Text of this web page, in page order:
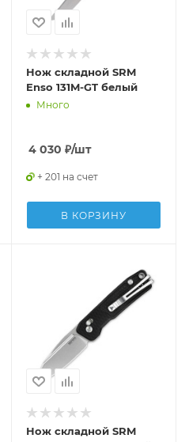
Нож складной SRM
Enso 131M-GT белый
Много
4 030 ₽/шт
+ 201 на счет
В КОРЗИНУ
Нож складной SRM